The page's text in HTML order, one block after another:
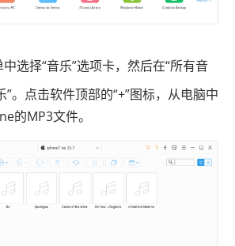
选择“音乐”选项卡，然后在“所有音
”。点击软件顶部的“+”图标，从电脑中
的MP3文件。